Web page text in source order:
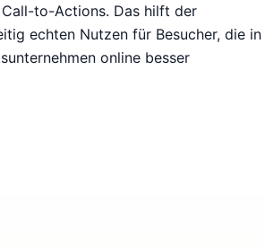
Call-to-Actions. Das hilft der
echten Nutzen für Besucher, die in
online besser